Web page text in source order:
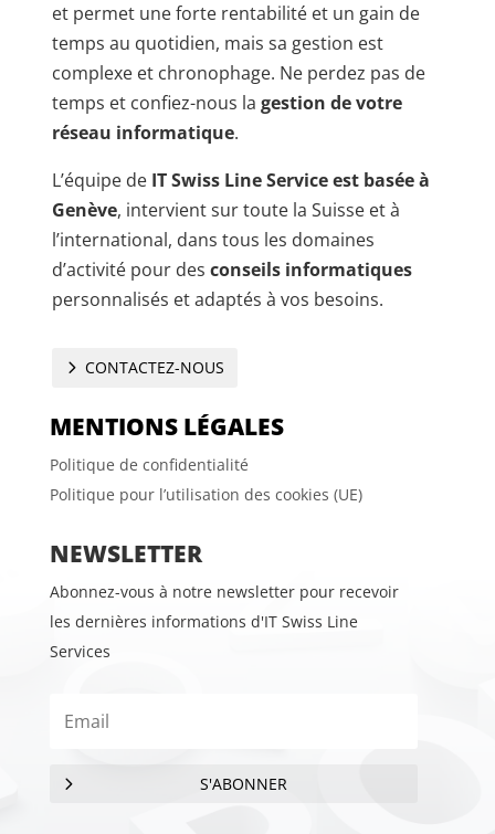
et permet une forte rentabilité et un gain de
temps au quotidien, mais sa gestion est
complexe et chronophage. Ne perdez pas de
temps et confiez-nous lagestion de votre
réseau informatique.
L’équipe de IT Swiss Line Service est basée à
Genève, intervient sur toute la Suisse et à
l’international, dans tous les domaines
d’activité pour desconseils informatiques
personnalisés et adaptés à vos besoins.
CONTACTEZ-NOUS
MENTIONS LÉGALES
Politique de confidentialité
Politique pour l’utilisation des cookies (UE)
NEWSLETTER
Abonnez-vous à notre newsletter pour recevoir
les dernières informations d'IT Swiss Line
Services
S'ABONNER